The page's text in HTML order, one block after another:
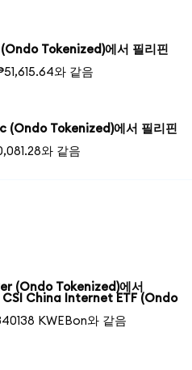
Tokenized)에서 필리핀
와 같음
(Ondo Tokenized)에서 필리핀
와 같음
(Ondo Tokenized)에서
CSI China Internet ETF (Ondo
KWEBon와 같음